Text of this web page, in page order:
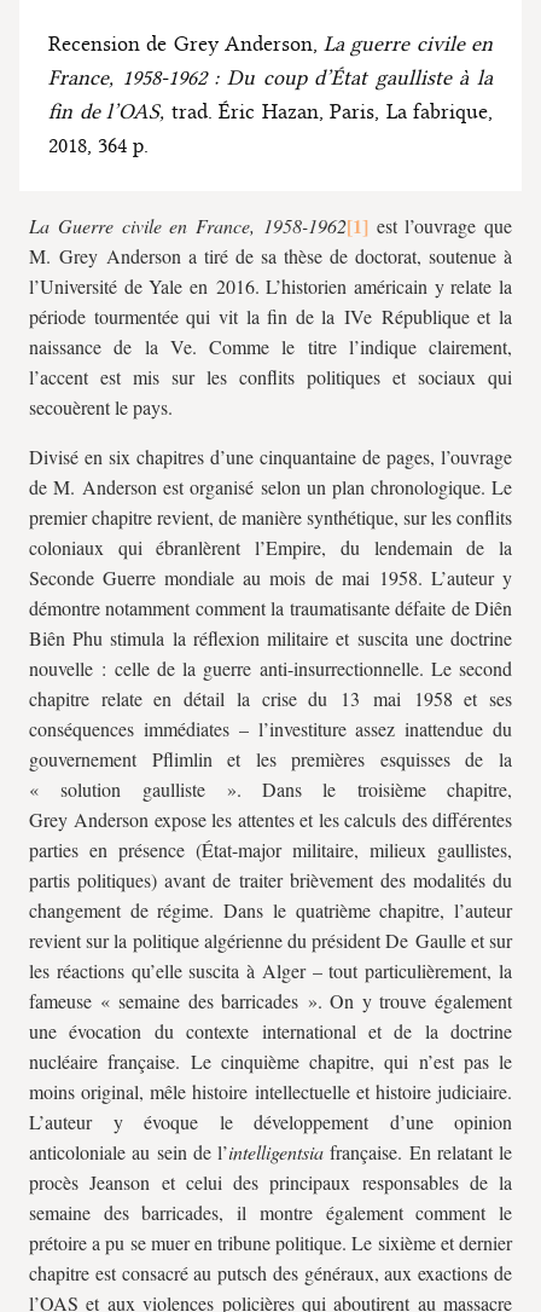
Recension de Grey Anderson,La guerre civile en
France, 1958-1962 : Du coup d’État gaulliste à la
fin de l’OAS, trad. Éric Hazan, Paris, La fabrique,
2018, 364 p.
La Guerre civile en France, 1958-1962
est l’ouvrage que
M. Grey Anderson a tiré de sa thèse de doctorat, soutenue à
l’Université de Yale en 2016. L’historien américain y relate la
période tourmentée qui vit la fin de la IVe République et la
naissance de la Ve. Comme le titre l’indique clairement,
l’accent est mis sur les conflits politiques et sociaux qui
secouèrent le pays.
Divisé en six chapitres d’une cinquantaine de pages, l’ouvrage
de M. Anderson est organisé selon un plan chronologique. Le
premier chapitre revient, de manière synthétique, sur les conflits
coloniaux qui ébranlèrent l’Empire, du lendemain de la
Seconde Guerre mondiale au mois de mai 1958. L’auteur y
démontre notamment comment la traumatisante défaite de Diên
Biên Phu stimula la réflexion militaire et suscita une doctrine
nouvelle : celle de la guerre anti-insurrectionnelle. Le second
chapitre relate en détail la crise du 13 mai 1958 et ses
conséquences immédiates – l’investiture assez inattendue du
gouvernement Pflimlin et les premières esquisses de la
« solution gaulliste ». Dans le troisième chapitre,
Grey Anderson expose les attentes et les calculs des différentes
parties en présence (État-major militaire, milieux gaullistes,
partis politiques) avant de traiter brièvement des modalités du
changement de régime. Dans le quatrième chapitre, l’auteur
revient sur la politique algérienne du président De Gaulle et sur
les réactions qu’elle suscita à Alger – tout particulièrement, la
fameuse « semaine des barricades ». On y trouve également
une évocation du contexte international et de la doctrine
nucléaire française. Le cinquième chapitre, qui n’est pas le
moins original, mêle histoire intellectuelle et histoire judiciaire.
L’auteur y évoque le développement d’une opinion
anticoloniale au sein de l’intelligentsiafrançaise. En relatant le
procès Jeanson et celui des principaux responsables de la
semaine des barricades, il montre également comment le
prétoire a pu se muer en tribune politique. Le sixième et dernier
chapitre est consacré au putsch des généraux, aux exactions de
l’OAS et aux violences policières qui aboutirent au massacre